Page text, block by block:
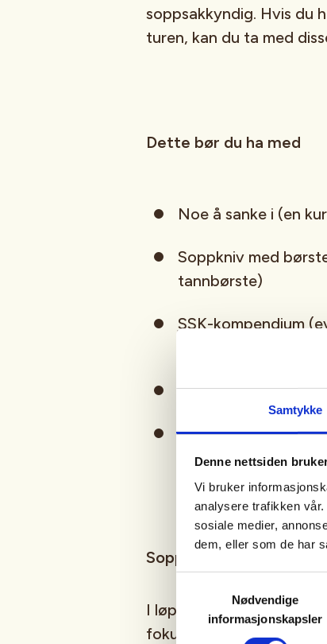
Samtykke
Denne nettsiden
Vi bruker
analysere trafikken
sosiale medier,
dem, eller som de har
Nødvendige
informasjonskapsler
soppsakkyndig. Hvis du
turen, kan du ta med
Dette bør du ha med
Noe å sanke i (en
Soppkniv med
tannbørste)
SSK-kompendium
Klær etter vær
Mat og drikke etter
Soppturer for
I løpet av sommeren og
fokus på pensum for